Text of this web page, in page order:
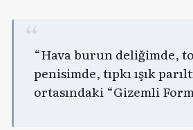
“Hava burun deliğimde,
penisimde, tıpkı ışık
ortasındaki “Gizemli